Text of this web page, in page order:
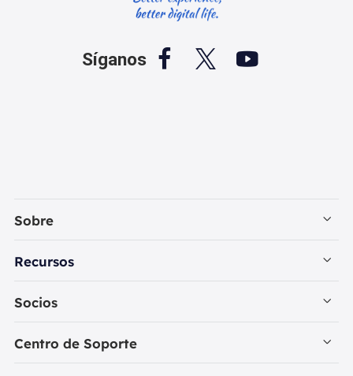
Síganos   
Sobre
Empresa
Política de Reembolso
Recursos
Recuperación de Datos PC
Socios
Revendedores
Centro de Soporte